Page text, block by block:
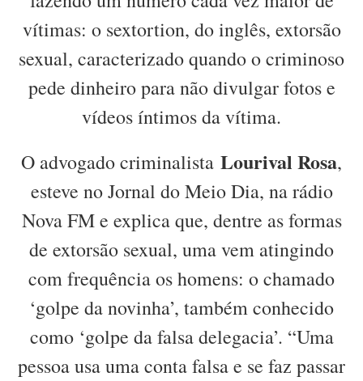
vítimas: o sextortion, do inglês, extorsão
sexual, caracterizado quando o criminoso
pede dinheiro para não divulgar fotos e
vídeos íntimos da vítima.
O advogado criminalista Lourival Rosa,
esteve no Jornal do Meio Dia, na rádio
Nova FM e explica que, dentre as formas
de extorsão sexual, uma vem atingindo
com frequência os homens: o chamado
‘golpe da novinha’, também conhecido
como ‘golpe da falsa delegacia’. “Uma
pessoa usa uma conta falsa e se faz passar